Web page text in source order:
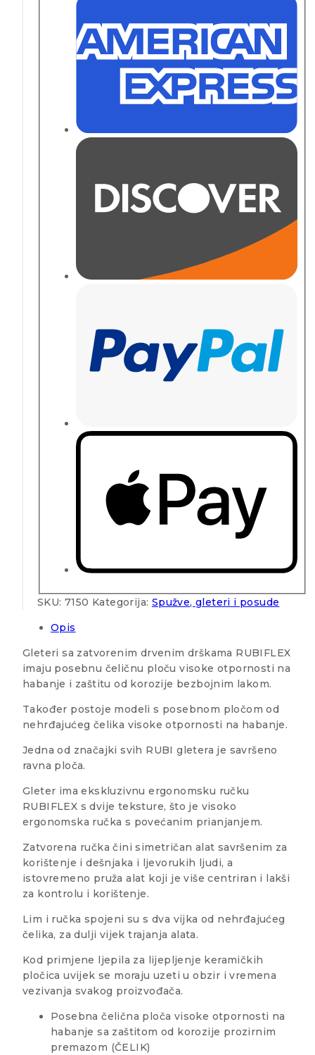
SKU: 7150 Kategorija: Spužve, gleteri i posude
Opis
Gleteri sa zatvorenim drvenim drškama RUBIFLEX
imaju posebnu čeličnu ploču visoke otpornosti na
habanje i zaštitu od korozije bezbojnim lakom.
Također postoje modeli s posebnom pločom od
nehrđajućeg čelika visoke otpornosti na habanje.
Jedna od značajki svih RUBI gletera je savršeno
ravna ploča.
Gleter ima ekskluzivnu ergonomsku ručku
RUBIFLEX s dvije teksture, što je visoko
ergonomska ručka s povećanim prianjanjem.
Zatvorena ručka čini simetričan alat savršenim za
korištenje i dešnjaka i ljevorukih ljudi, a
istovremeno pruža alat koji je više centriran i lakši
za kontrolu i korištenje.
Lim i ručka spojeni su s dva vijka od nehrđajućeg
čelika, za dulji vijek trajanja alata.
Kod primjene ljepila za lijepljenje keramičkih
pločica uvijek se moraju uzeti u obzir i vremena
vezivanja svakog proizvođača.
Posebna čelična ploča visoke otpornosti na
habanje sa zaštitom od korozije prozirnim
premazom (ČELIK)